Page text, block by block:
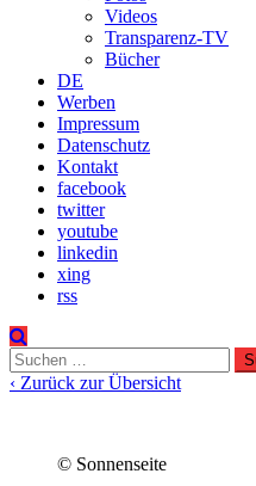
Videos
Transparenz-TV
Bücher
DE
Werben
Impressum
Datenschutz
Kontakt
facebook
twitter
youtube
linkedin
xing
rss
Suchen
nach:
‹ Zurück zur Übersicht
© Sonnenseite